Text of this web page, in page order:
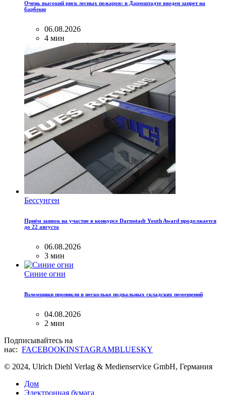
Очень высокий риск лесных пожаров: в Дармштадте введен запрет на
барбекю
06.08.2026
4 мин
Бессунген
Приём заявок на участие в конкурсе Darmstadt Youth Award продолжается
до 22 августа
06.08.2026
3 мин
Синие огни
Взломщики проникли в несколько подвальных складских помещений
04.08.2026
2 мин
Подписывайтесь на
нас: FACEBOOKINSTAGRAMBLUESKY
© 2024, Ulrich Diehl Verlag & Medienservice GmbH, Германия
Дом
Электронная бумага